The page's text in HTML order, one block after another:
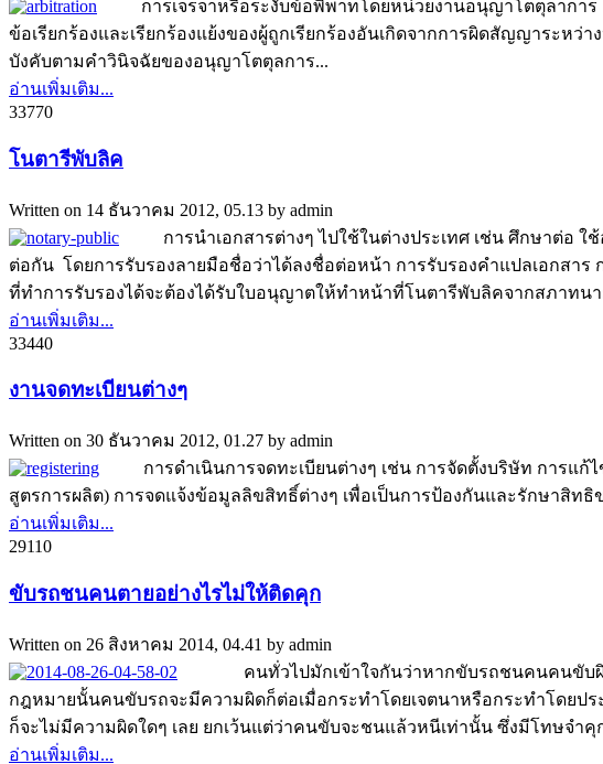
การเจรจาหรือระงับข้อพิพาทโดยหน่วยงานอนุญาโตตุลาการ
ข้อเรียกร้องและเรียกร้องแย้งของผู้ถูกเรียกร้องอันเกิดจากการผิดสัญญาระห
บังคับตามคำวินิจฉัยของอนุญาโตตุลการ...
อ่านเพิ่มเติม...
33770
โนตารีพับลิค
Written on 14 ธันวาคม 2012, 05.13 by admin
การนำเอกสารต่างๆ ไปใช้ในต่างประเทศ เช่น ศึกษาต่อ ใช้
ต่อกัน โดยการรับรองลายมือชื่อว่าได้ลงชื่อต่อหน้า การรับรองคำแปลเอกสาร
ที่ทำการรับรองได้จะต้องได้รับใบอนุญาตให้ทำหน้าที่โนตารีพับลิคจากสภาทนา
อ่านเพิ่มเติม...
33440
งานจดทะเบียนต่างๆ
Written on 30 ธันวาคม 2012, 01.27 by admin
การดำเนินการจดทะเบียนต่างๆ เช่น การจัดตั้งบริษัท การแก้ไ
สูตรการผลิต) การจดแจ้งข้อมูลลิขสิทธิ์ต่างๆ เพื่อเป็นการป้องกันและรักษาสิ
อ่านเพิ่มเติม...
29110
ขับรถชนคนตายอย่างไรไม่ให้ติดคุก
Written on 26 สิงหาคม 2014, 04.41 by admin
คนทั่วไปมักเข้าใจกันว่าหากขับรถชนคนคนขับผิดเส
กฎหมายนั้นคนขับรถจะมีความผิดก็ต่อเมื่อกระทำโดยเจตนาหรือกระทำโดย
ก็จะไม่มีความผิดใดๆ เลย ยกเว้นแต่ว่าคนขับจะชนแล้วหนีเท่านั้น ซึ่งมีโทษจำคุ
อ่านเพิ่มเติม...